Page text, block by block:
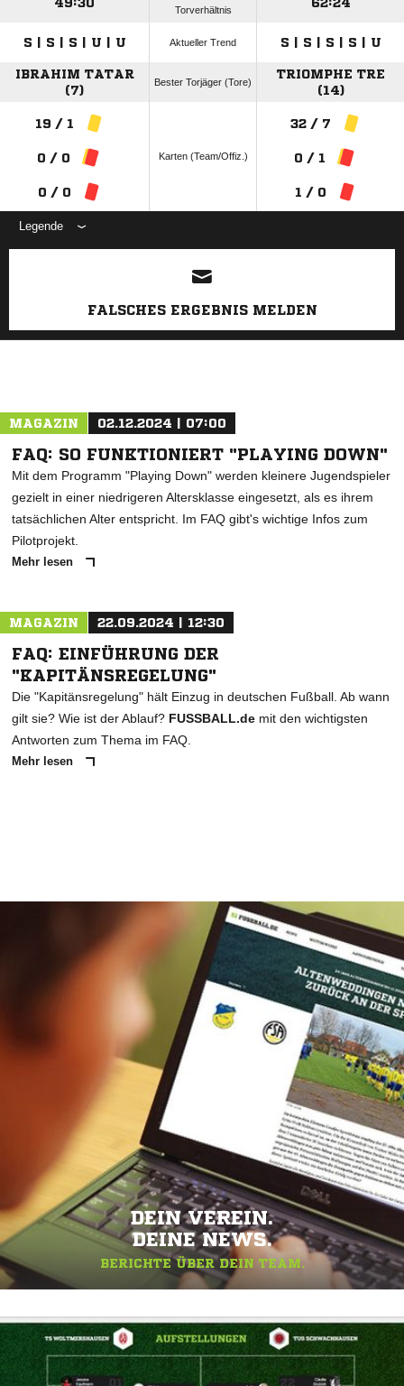
49:30
Torverhältnis
62:24
S | S | S | U | U Aktueller Trend S | S | S | S | U
IBRAHIM TATAR
(7)
Bester Torjäger (Tore)
TRIOMPHE TRE
(14)
19 / 1
0 / 0
0 / 0
Karten (Team/Offiz.)
32 / 7
0 / 1
1 / 0
Legende
ANZEIGE
FALSCHES ERGEBNIS MELDEN
MAGAZIN 02.12.2024 | 07:00
FAQ: SO FUNKTIONIERT "PLAYING DOWN"
Mit dem Programm "Playing Down" werden kleinere Jugendspieler
gezielt in einer niedrigeren Altersklasse eingesetzt, als es ihrem
tatsächlichen Alter entspricht. Im FAQ gibt's wichtige Infos zum
Pilotprojekt.
Mehr lesen
MAGAZIN 22.09.2024 | 12:30
FAQ: EINFÜHRUNG DER
"KAPITÄNSREGELUNG"
Die "Kapitänsregelung" hält Einzug in deutschen Fußball. Ab wann
gilt sie? Wie ist der Ablauf? FUSSBALL.de mit den wichtigsten
Antworten zum Thema im FAQ.
Mehr lesen
DEIN VEREIN.
DEINE NEWS.
BERICHTE ÜBER DEIN TEAM.